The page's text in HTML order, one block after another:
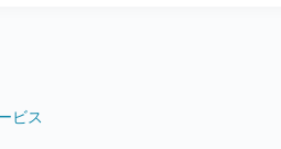
ビス